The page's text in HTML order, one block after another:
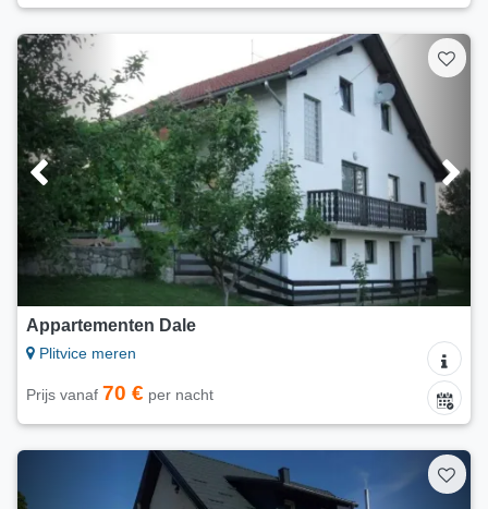
Appartementen Dale
Plitvice meren
Prijs vanaf 70 € per nacht